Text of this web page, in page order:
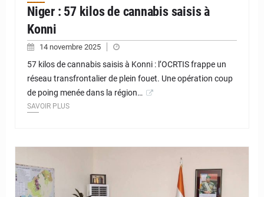
Niger : 57 kilos de cannabis saisis à
Konni
14 novembre 2025
57 kilos de cannabis saisis à Konni : l’OCRTIS frappe un
réseau transfrontalier de plein fouet. Une opération coup
de poing menée dans la région…
SAVOIR PLUS